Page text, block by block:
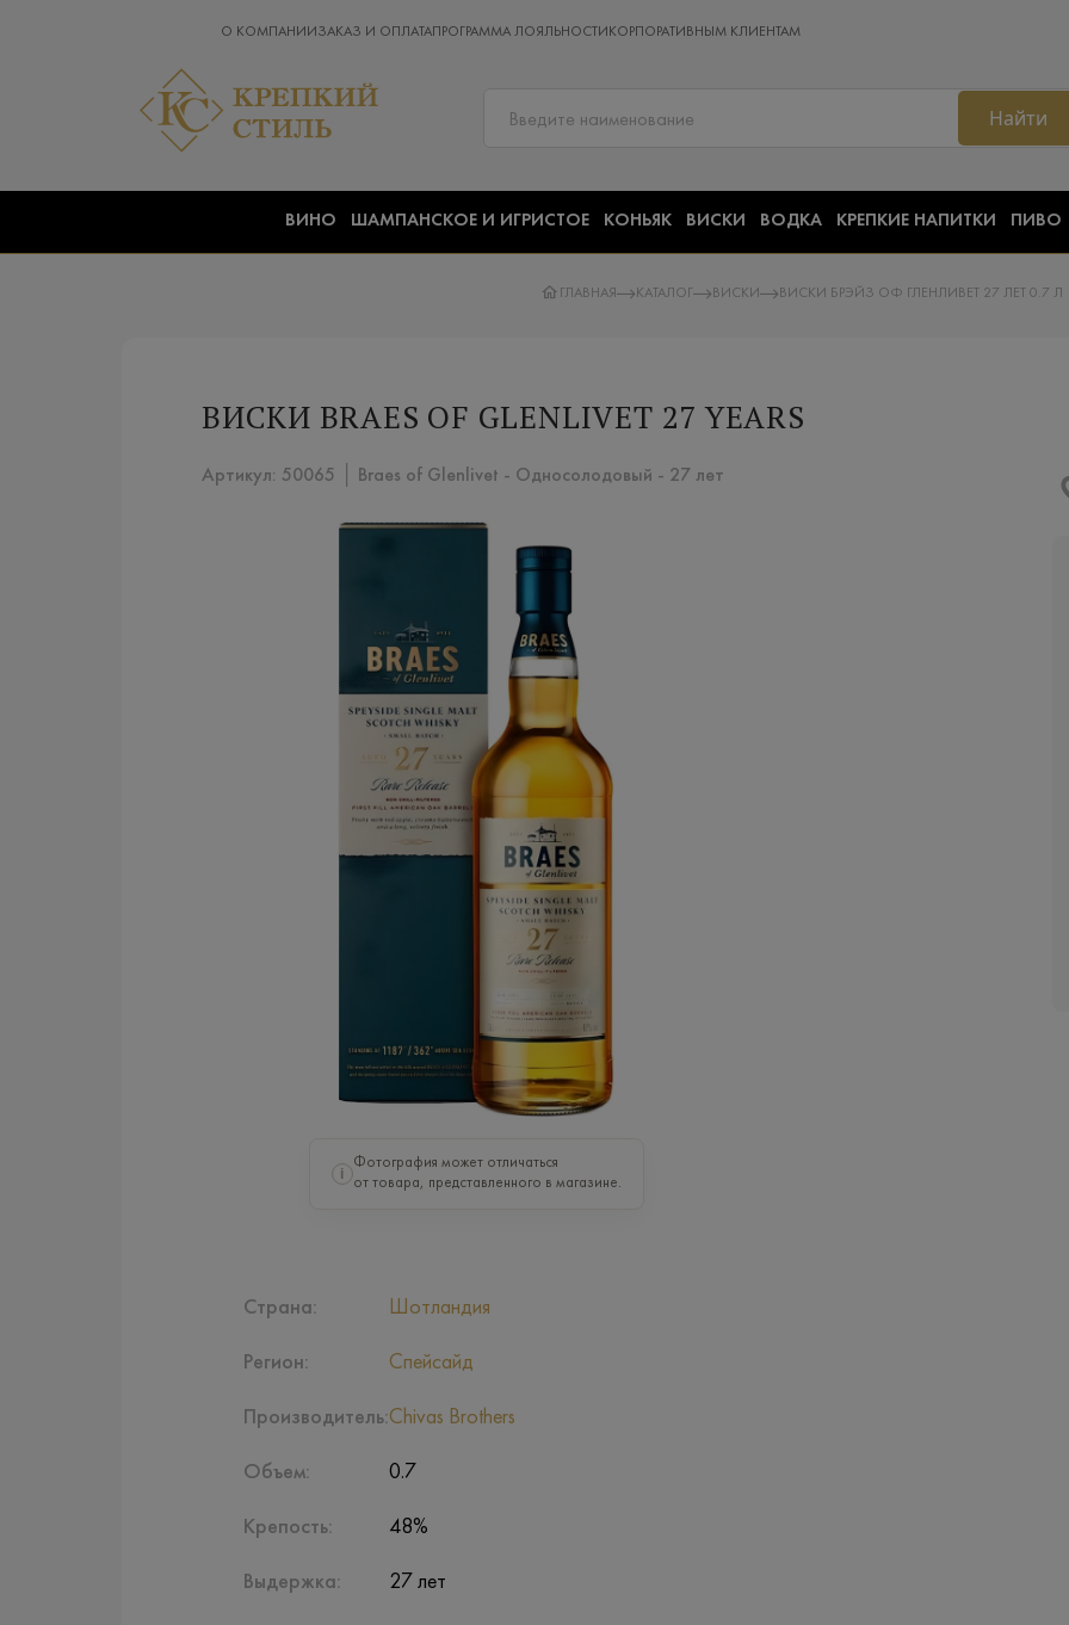
О КОМПАНИИ ЗАКАЗ И ОПЛАТАПРОГРАММА ЛОЯЛЬНОСТИ КОРПОРАТИВНЫМ КЛИЕНТАМ
Найти
ВИНО ШАМПАНСКОЕ И ИГРИСТОЕ КОНЬЯК ВИСКИ ВОДКА КРЕПКИЕ НАПИТКИ ПИВО
ГЛАВНАЯ КАТАЛОГ ВИСКИ ВИСКИ БРЭЙЗ ОФ ГЛЕНЛИВЕТ 27 ЛЕТ 0.7 Л
ВИСКИ BRAES OF GLENLIVET 27 YEARS
Артикул: 50065 │ Braes of Glenlivet - Односолодовый - 27 лет
i
Фотография может отличаться
от товара, представленного в магазине.
Страна:
Регион:
Производитель:
Объем:
Крепость:
Выдержка:
Шотландия
Спейсайд
Chivas Brothers
0.7
48%
27 лет